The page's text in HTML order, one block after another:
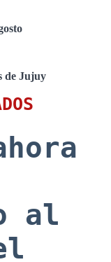
de Jujuy
al